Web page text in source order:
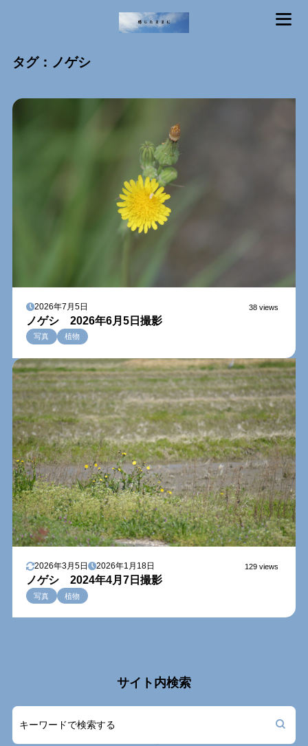
タグ：ノゲシ
2026年7月5日 38 views
ノゲシ 2026年6月5日撮影
写真 植物
2026年3月5日 2026年1月18日 129 views
ノゲシ 2024年4月7日撮影
写真 植物
サイト内検索